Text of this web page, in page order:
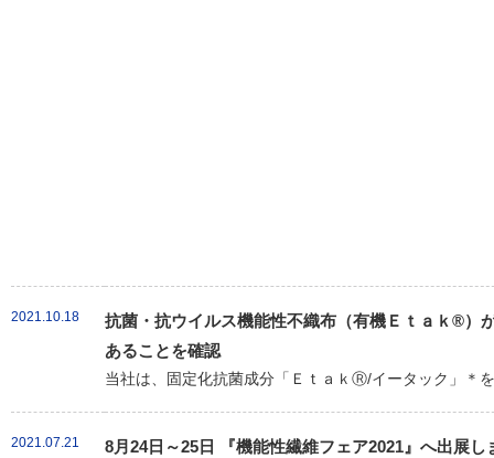
2021.10.18
抗菌・抗ウイルス機能性不織布（有機Ｅｔａｋ®）
あることを確認
当社は、固定化抗菌成分「ＥｔａｋⓇ/イータック」＊
2021.07.21 8月24日～25日 『機能性繊維フェア2021』へ出展し